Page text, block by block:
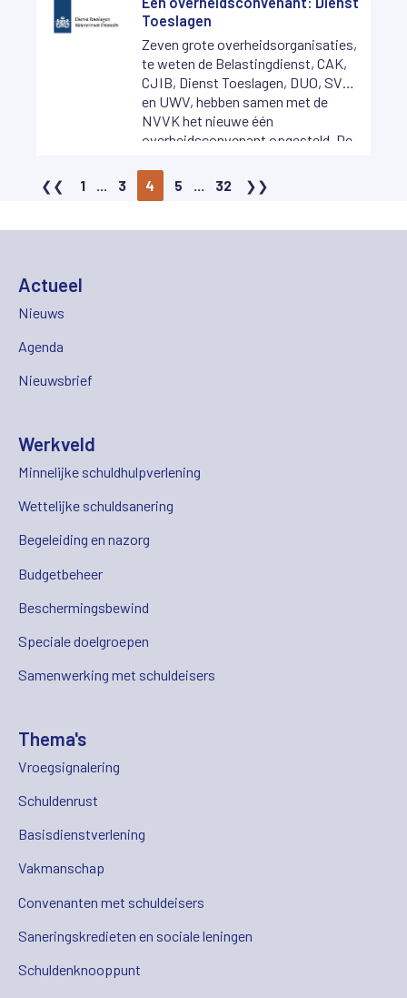
Toeslagen
Zeven grote overheidsorganisaties,
te weten de Belastingdienst, CAK,
CJIB, Dienst Toeslagen, DUO, SVB
en UWV, hebben samen met de
NVVK het nieuwe één
overheidsconvenant opgesteld. De
Toeslagen en DUO hebben het
nieuwe convenant ook al
1 ... 3 4 5 ... 32
Actueel
Nieuws
Agenda
Nieuwsbrief
Werkveld
Minnelijke schuldhulpverlening
Wettelijke schuldsanering
Begeleiding en nazorg
Budgetbeheer
Beschermingsbewind
Speciale doelgroepen
Samenwerking met schuldeisers
Thema's
Vroegsignalering
Schuldenrust
Basisdienstverlening
Vakmanschap
Convenanten met schuldeisers
Saneringskredieten en sociale leningen
Schuldenknooppunt